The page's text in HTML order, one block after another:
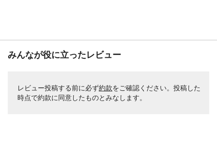
みんなが役に立ったレビュー
レビュー投稿する前に必ず約款をご確認ください。投稿した
時点で約款に同意したものとみなします。